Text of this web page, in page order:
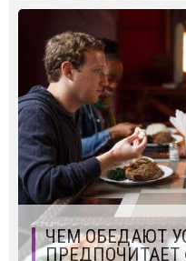
ЧЕМ ОБЕДАЮТ
ПРЕДПОЧИТАЕТ